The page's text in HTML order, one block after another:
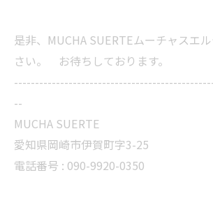
是非、MUCHA SUERTEムーチャスエ
さい。 お待ちしております。
--
MUCHA SUERTE
愛知県岡崎市伊賀町字3-25
電話番号 : 090-9920-0350